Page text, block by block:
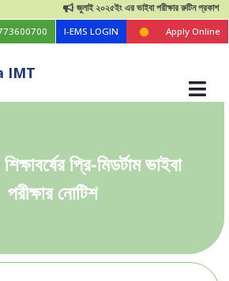
জুলাই ২০২৫ইং এর ভাইবা পরীক্ষার রুটিন প্রকাশ
I-EMS LOGIN Apply Online
IMT
প্রি-মিডর্টাম ভাইবা
পরীক্ষার নোটিশ